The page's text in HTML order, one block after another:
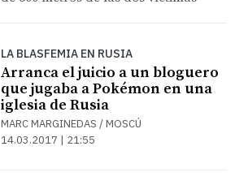
LA BLASFEMIA EN RUSIA
Arranca el juicio a un bloguero
que jugaba a Pokémon en una
iglesia de Rusia
MARC MARGINEDAS / MOSCÚ
14.03.2017 | 21:55